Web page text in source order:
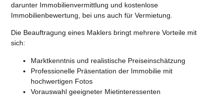
darunter Immobilienvermittlung und kostenlose
Immobilienbewertung, bei uns auch für Vermietung.
Die Beauftragung eines Maklers bringt mehrere Vorteile mit
sich:
Marktkenntnis und realistische Preiseinschätzung
Professionelle Präsentation der Immobilie mit
hochwertigen Fotos
Vorauswahl geeigneter Mietinteressenten